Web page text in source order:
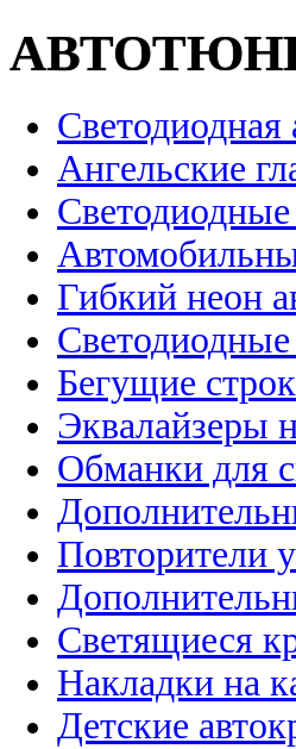
Светодиодная
Ангельские
Гибкий неон
Бегущие
Эквалайзеры
Обманки для
Повторители
Светящиеся
Накладки на
Детские